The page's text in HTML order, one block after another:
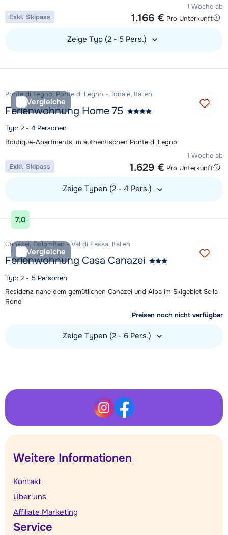
1 Woche ab
1.166 € Pro Unterkunft
Exkl. Skipass
Zeige Typ (2 - 5 Pers.)
Vergleiche
Ponte di Legno, Ponte di Legno - Tonale, Italien
Ferienwohnung Home 75
Typ: 2 - 4 Personen
Boutique-Apartments im authentischen Ponte di Legno
1 Woche ab
1.629 € Pro Unterkunft
Exkl. Skipass
Zeige Typen (2 - 4 Pers.)
Unterkunft ansehen
7,0
Vergleiche
Canazei, Dolomiten - Val di Fassa, Italien
Ferienwohnung Casa Canazei
Typ: 2 - 5 Personen
Residenz nahe dem gemütlichen Canazei und Alba im Skigebiet Sella
Rond
Preisen noch nicht verfügbar
Zeige Typen (2 - 6 Pers.)
Weitere Informationen
Kontakt
Über uns
Affiliate Marketing
Service